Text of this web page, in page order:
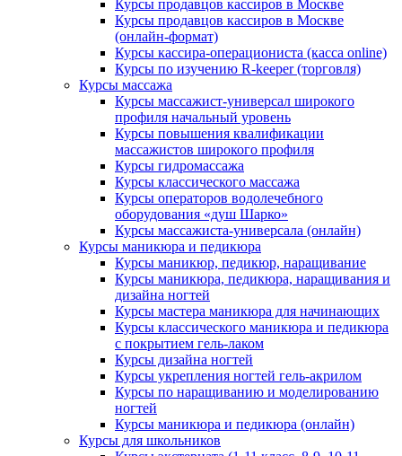
Курсы продавцов кассиров в Москве
Курсы продавцов кассиров в Москве
(онлайн-формат)
Курсы кассира-операциониста (касса online)
Курсы по изучению R-keeper (торговля)
Курсы массажа
Курсы массажист-универсал широкого
профиля начальный уровень
Курсы повышения квалификации
массажистов широкого профиля
Курсы гидромассажа
Курсы классического массажа
Курсы операторов водолечебного
оборудования «душ Шарко»
Курсы массажиста-универсала (онлайн)
Курсы маникюра и педикюра
Курсы маникюр, педикюр, наращивание
Курсы маникюра, педикюра, наращивания и
дизайна ногтей
Курсы мастера маникюра для начинающих
Курсы классического маникюра и педикюра
с покрытием гель-лаком
Курсы дизайна ногтей
Курсы укрепления ногтей гель-акрилом
Курсы по наращиванию и моделированию
ногтей
Курсы маникюра и педикюра (онлайн)
Курсы для школьников